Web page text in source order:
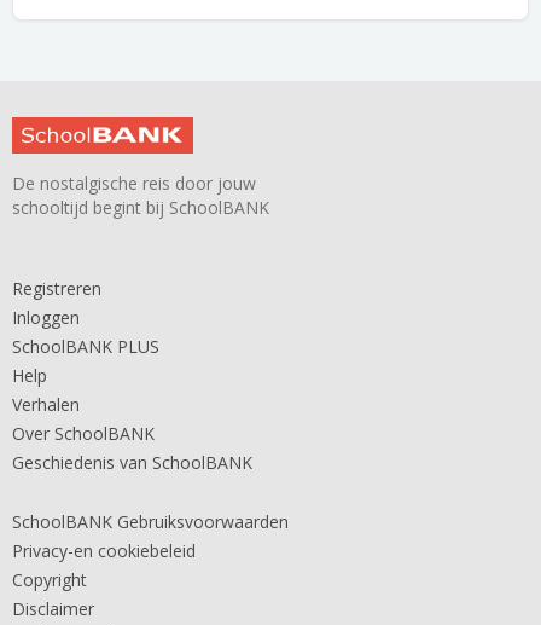
De nostalgische reis door jouw
schooltijd begint bij SchoolBANK
Registreren
Inloggen
SchoolBANK PLUS
Help
Verhalen
Over SchoolBANK
Geschiedenis van SchoolBANK
SchoolBANK Gebruiksvoorwaarden
Privacy-en cookiebeleid
Copyright
Disclaimer